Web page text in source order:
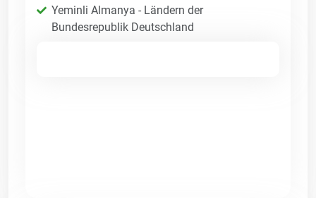
Yeminli Almanya - Ländern der
Bundesrepublik Deutschland